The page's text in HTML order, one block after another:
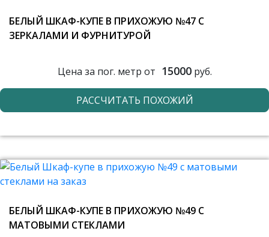
БЕЛЫЙ ШКАФ-КУПЕ В ПРИХОЖУЮ №47 С
ЗЕРКАЛАМИ И ФУРНИТУРОЙ
Цена за пог. метр от 15000руб.
РАССЧИТАТЬ ПОХОЖИЙ
БЕЛЫЙ ШКАФ-КУПЕ В ПРИХОЖУЮ №49 С
МАТОВЫМИ СТЕКЛАМИ